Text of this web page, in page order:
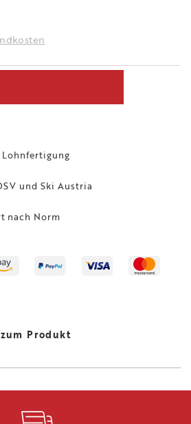
und Ski Austria
nach Norm
Produkt